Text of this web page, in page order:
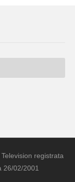
registrata
26/02/2001